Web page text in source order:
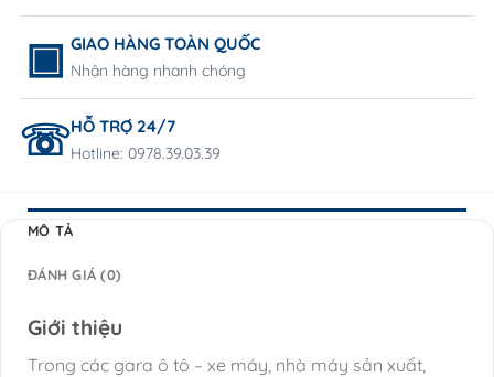
GIAO HÀNG TOÀN QUỐC
Nhận hàng nhanh chóng
HỖ TRỢ 24/7
Hotline: 0978.39.03.39
MÔ TẢ
ĐÁNH GIÁ (0)
Giới thiệu
Trong các gara ô tô – xe máy, nhà máy sản xuất,